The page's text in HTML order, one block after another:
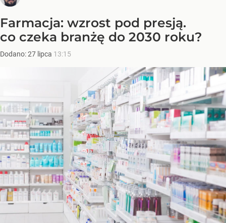
Farmacja: wzrost pod presją.
co czeka branżę do 2030 roku?
Dodano:27 lipca 13:15